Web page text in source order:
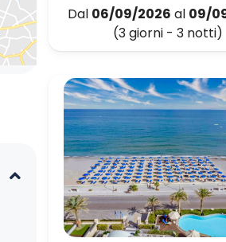
Dal 06/09/2026 al 09/
(3 giorni - 3 notti)